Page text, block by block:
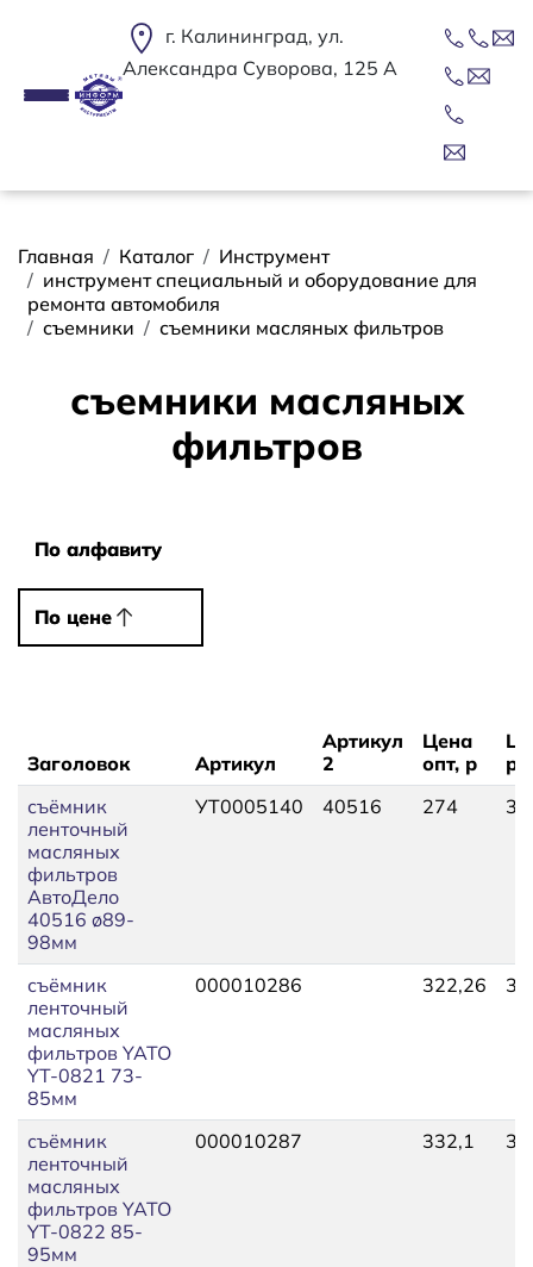
г. Калининград, ул.
Александра Суворова, 125 А
Строка навигации
Главная Каталог
Инструмент
инструмент специальный и оборудование для
ремонта автомобиля
съемники
съемники масляных фильтров
съемники масляных
фильтров
По алфавиту
По алфавиту
По цене
По цене
Заголовок Артикул
Артикул
2
Цена
опт, р
р
съёмник
ленточный
масляных
фильтров
АвтоДело
40516 ø89-
98мм
УТ0005140 40516 274
съёмник
ленточный
масляных
фильтров YATO
YT-0821 73-
85мм
000010286 322,26
съёмник
ленточный
масляных
фильтров YATO
YT-0822 85-
95мм
000010287 332,1